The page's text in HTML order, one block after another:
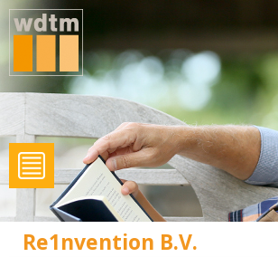
Re1nvention B.V.